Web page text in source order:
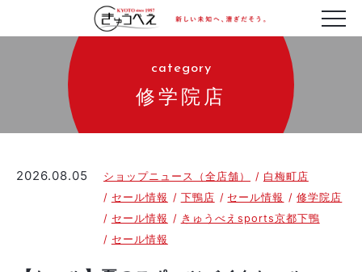
category
修学院店
2026.08.05 ショップニュース（全店舗）
白梅町店
セール情報
下鴨店 セール情報
修学院店
セール情報
きゅうべえsports京都下鴨
セール情報